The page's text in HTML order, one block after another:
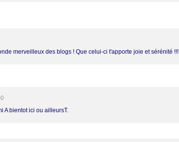
merveilleux des blogs ! Que celui-ci t'apporte joie et sérénité !!!
A bientot ici ou ailleursT.